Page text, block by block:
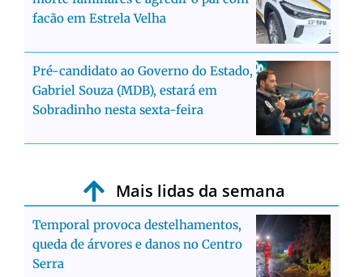
facão em Estrela Velha
Pré-candidato ao Governo do Estado,
Gabriel Souza (MDB), estará em
Sobradinho nesta sexta-feira
Mais lidas da semana
Temporal provoca destelhamentos,
queda de árvores e danos no Centro
Serra